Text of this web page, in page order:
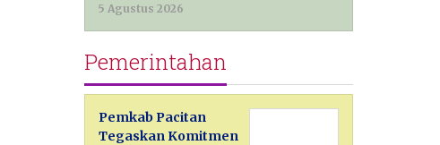
5 Agustus 2026
Pemerintahan
Pemkab Pacitan
Tegaskan Komitmen